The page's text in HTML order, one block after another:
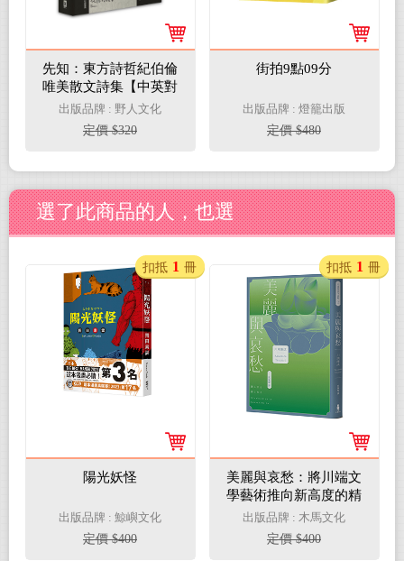
先知：東方詩哲紀伯倫
唯美散文詩集【中英對
照‧精裝珍藏版】（二
版）
出版品牌 : 野人文化
定價 $320
街拍9點09分
出版品牌 : 燈籠出版
定價 $480
選了此商品的人，也選
陽光妖怪
出版品牌 : 鯨嶼文化
定價 $400
扣抵 1 冊
美麗與哀愁：將川端文
學藝術推向新高度的精
髓之作
出版品牌 : 木馬文化
定價 $400
扣抵 1 冊